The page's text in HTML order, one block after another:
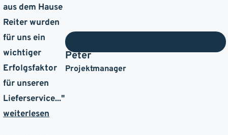
aus dem Hause
Reiter wurden
für uns ein
wichtiger
Erfolgsfaktor
für unseren
Lieferservice..."
weiterlesen
Peter
Projektmanager